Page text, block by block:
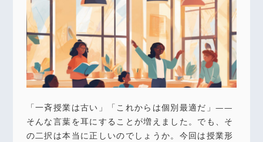
「一斉授業は古い」「これからは個別最適だ」——
そんな言葉を耳にすることが増えました。でも、そ
の二択は本当に正しいのでしょうか。今回は授業形